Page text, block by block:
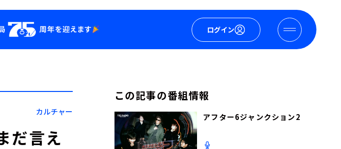
ログイン
カルチャー
だ言え
この記事の番組情報
アフター6ジャンクション2